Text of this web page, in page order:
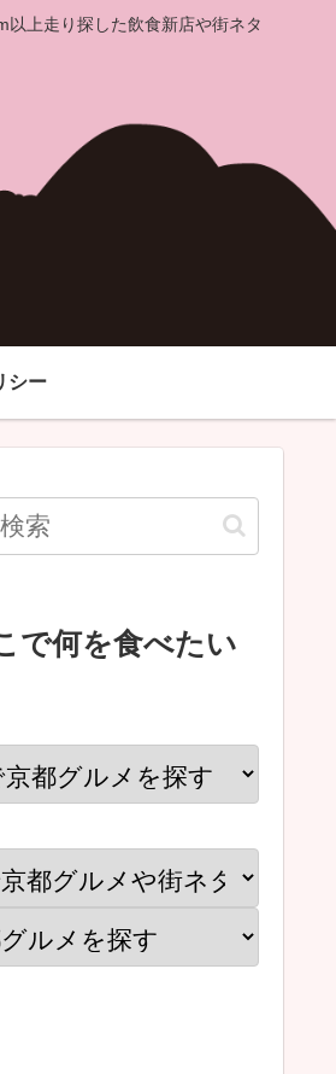
上走り探した飲食新店や街ネタ
シー
で何を食べたい